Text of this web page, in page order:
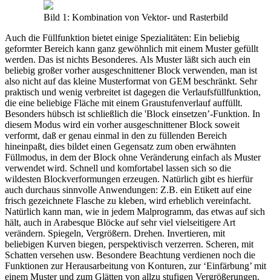
Bild 1: Kombination von Vektor- und Rasterbild
Auch die Füllfunktion bietet einige Spezialitäten: Ein beliebig
geformter Bereich kann ganz gewöhnlich mit einem Muster gefüllt
werden. Das ist nichts Besonderes. Als Muster läßt sich auch ein
beliebig großer vorher ausgeschnittener Block verwenden, man ist
also nicht auf das kleine Musterformat von GEM beschränkt. Sehr
praktisch und wenig verbreitet ist dagegen die Verlaufsfüllfunktion,
die eine beliebige Fläche mit einem Graustufenverlauf auffüllt.
Besonders hübsch ist schließlich die 'Block einsetzen’-Funktion. In
diesem Modus wird ein vorher ausgeschnittener Block soweit
verformt, daß er genau einmal in den zu füllenden Bereich
hineinpaßt, dies bildet einen Gegensatz zum oben erwähnten
Füllmodus, in dem der Block ohne Veränderung einfach als Muster
verwendet wird. Schnell und komfortabel lassen sich so die
wildesten Blockverformungen erzeugen. Natürlich gibt es hierfür
auch durchaus sinnvolle Anwendungen: Z.B. ein Etikett auf eine
frisch gezeichnete Flasche zu kleben, wird erheblich vereinfacht.
Natürlich kann man, wie in jedem Malprogramm, das etwas auf sich
hält, auch in Arabesque Blöcke auf sehr viel vielseitigere Art
verändern. Spiegeln, Vergrößern. Drehen. Invertieren, mit
beliebigen Kurven biegen, perspektivisch verzerren. Scheren, mit
Schatten versehen usw. Besondere Beachtung verdienen noch die
Funktionen zur Herausarbeitung von Konturen, zur ‘Einfärbung’ mit
einem Muster und zum Glätten von allzu stufigen Vergrößerungen.